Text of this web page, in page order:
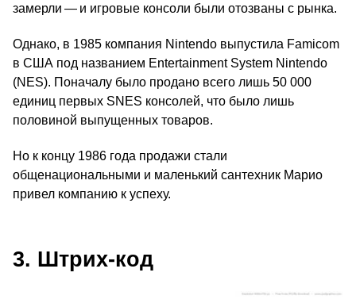
замерли — и игровые консоли были отозваны с рынка.
Однако, в 1985 компания Nintendo выпустила Famicom
в США под названием Entertainment System Nintendo
(NES). Поначалу было продано всего лишь 50 000
единиц первых SNES консолей, что было лишь
половиной выпущенных товаров.
Но к концу 1986 года продажи стали
общенациональными и маленький сантехник Марио
привел компанию к успеху.
3. Штрих-код